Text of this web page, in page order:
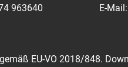
963640 E-Mail:
EU-VO 2018/848.